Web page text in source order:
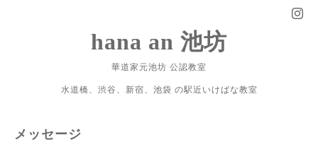
hana an 池坊
華道家元池坊 公認教室
水道橋、渋谷、新宿、池袋 の駅近いけばな教室
メッセージ